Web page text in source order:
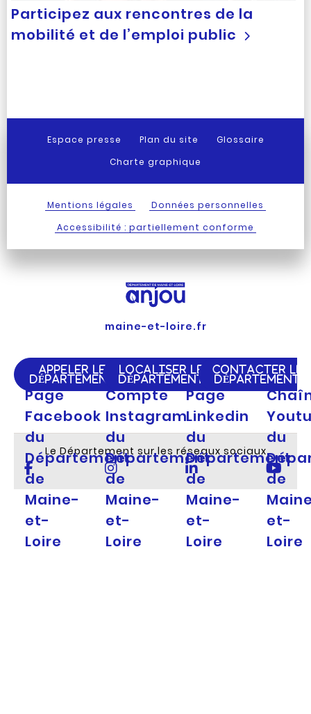
Participez aux rencontres de la
mobilité et de l’emploi public
Espace presse Plan du site
Glossaire
Charte graphique
Mentions légales
Données personnelles
Accessibilité : partiellement conforme
maine-et-loire.fr
APPELER LE
DÉPARTEMENT
LOCALISER LE
DÉPARTEMENT
CONTACTER LE
DÉPARTEMENT
Le Département sur les réseaux sociaux
Page
Facebook
du
Département
de
Maine-
et-
Loire
Compte
Instagram
du
Département
de
Maine-
et-
Loire
Page
Linkedin
du
Département
de
Maine-
et-
Loire
du
de
et-
Loire